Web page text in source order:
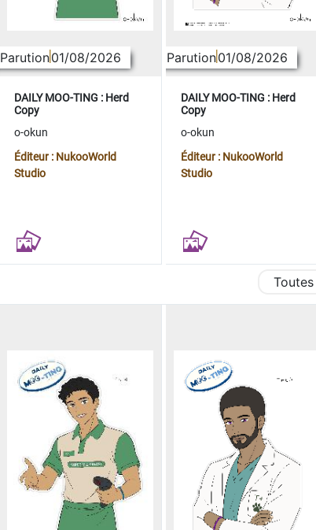
Parution01/08/2026
DAILY MOO-TING : Herd
Copy
o-okun
Éditeur : NukooWorld
Studio
Parution01/08/2026
DAILY MOO-TING : Herd
Copy
o-okun
Éditeur : NukooWorld
Studio